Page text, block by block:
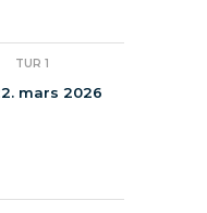
TUR 1
mars 2026